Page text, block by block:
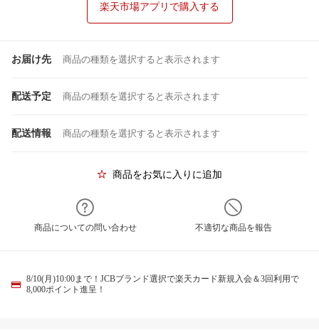
楽天市場アプリで購入する
お届け先 商品の種類を選択すると表示されます
配送予定 商品の種類を選択すると表示されます
配送情報 商品の種類を選択すると表示されます
商品をお気に入りに追加
商品についての問い合わせ 不適切な商品を報告
8/10(月)10:00まで！JCBブランド選択で楽天カード新規入会＆3回利用で
8,000ポイント進呈！